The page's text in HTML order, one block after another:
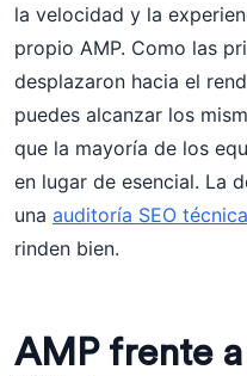
la velocidad y la
propio AMP. Como las
desplazaron hacia el
puedes alcanzar los
que la mayoría de los
en lugar de esencial. La
una auditoría SEO técnica
rinden bien.
AMP frente